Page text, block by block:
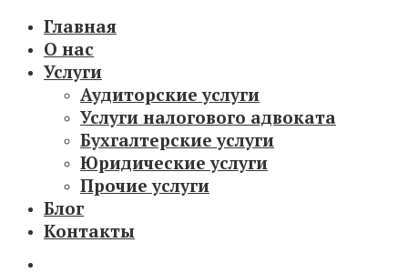
Главная
О нас
Услуги
Аудиторские услуги
Услуги налогового адвоката
Бухгалтерские услуги
Юридические услуги
Прочие услуги
Блог
Контакты